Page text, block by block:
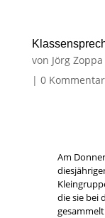
von Jörg Zoppa
| 0
Am
die sie bei